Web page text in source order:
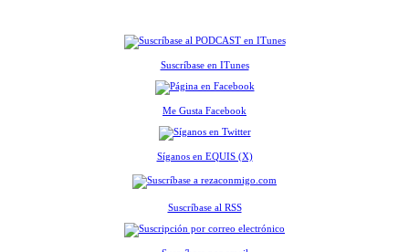
Suscríbase en ITunes
Me Gusta Facebook
Síganos en EQUIS (X)
Suscríbase al RSS